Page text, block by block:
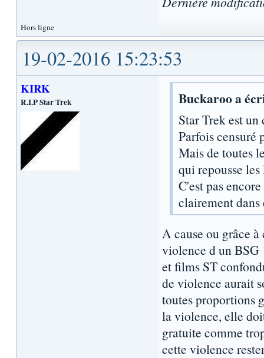
Hors ligne
19-02-2016 15:23:53
KIRK
R.I.P Star Trek Buckaroo a
Star Trek est
Parfois censuré
Mais de toutes
qui repousse
C'est pas
clairement
A cause ou grâce
violence d un BSG
et films ST
de violence aurait
toutes proportions
la violence, elle
gratuite comme
cette violence